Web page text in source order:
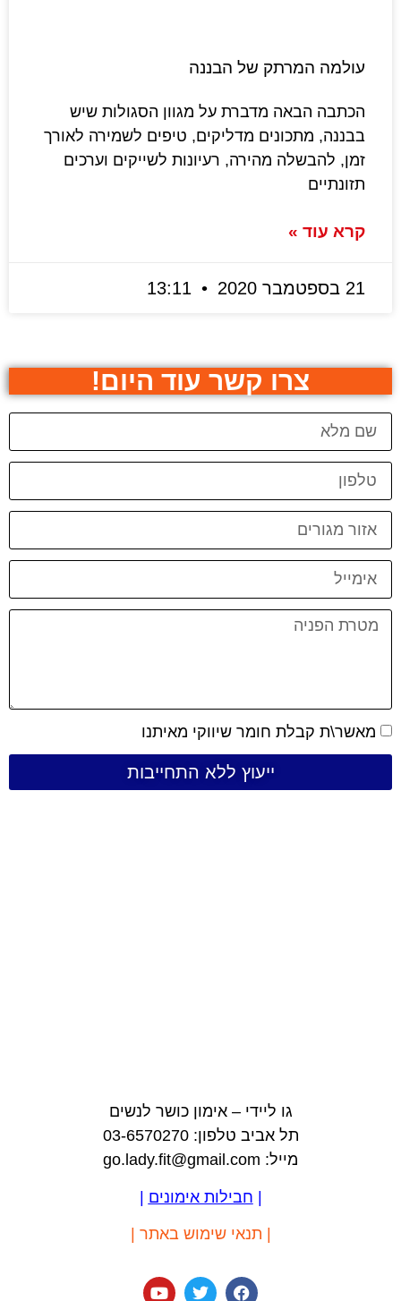
עולמה המרתק של הבננה
הכתבה הבאה מדברת על מגוון הסגולות שיש
בבננה, מתכונים מדליקים, טיפים לשמירה לאורך
זמן, להבשלה מהירה, רעיונות לשייקים וערכים
תזונתיים
קרא עוד »
21 בספטמבר 2020
צרו קשר עוד היום!
מאשר\ת קבלת חומר שיווקי מאיתנו
ייעוץ ללא התחייבות
גו ליידי – אימון כושר לנשים
תל אביב טלפון: 03-6570270
מייל: go.lady.fit@gmail.com
| חבילות אימונים |
| תנאי שימוש באתר |